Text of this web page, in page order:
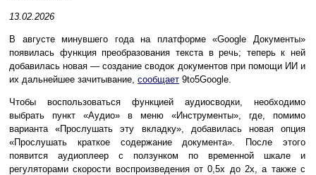
13.02.2026
В августе минувшего года на платформе «Google Документы»
появилась функция преобразования текста в речь; теперь к ней
добавилась новая — создание сводок документов при помощи ИИ и
их дальнейшее зачитывание, сообщает 9to5Google.
Чтобы воспользоваться функцией аудиосводки, необходимо
выбрать пункт «Аудио» в меню «Инструменты», где, помимо
варианта «Прослушать эту вкладку», добавилась новая опция
«Прослушать краткое содержание документа». После этого
появится аудиоплеер с ползунком по временной шкале и
регуляторами скорости воспроизведения от 0,5x до 2x, а также с